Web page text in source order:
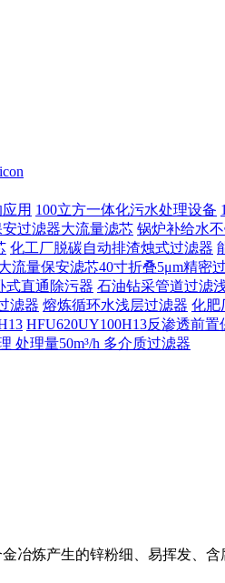
用 100立方一体化污水处理设备
过滤器大流量滤芯 锅炉补给水
化工厂脱碳自动排渣烛式过滤器
流量保安滤芯40寸折叠5μm精密
式直通除污器 石油钻采管道过滤
滤器 熔炼循环水浅层过滤器 化肥
HFU620UY100H13反渗透前
处理量50m³/h 多介质过滤器
冶炼产生的锌粉细、易挥发、